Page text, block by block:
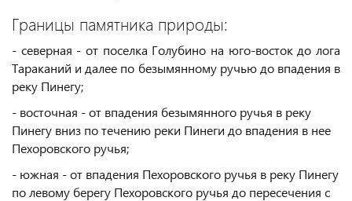
Границы памятника природы:
- северная - от поселка Голубино на юго-восток до лога
Тараканий и далее по безымянному ручью до впадения в
реку Пинегу;
- восточная - от впадения безымянного ручья в реку
Пинегу вниз по течению реки Пинеги до впадения в нее
Пехоровского ручья;
- южная - от впадения Пехоровского ручья в реку Пинегу
по левому берегу Пехоровского ручья до пересечения с